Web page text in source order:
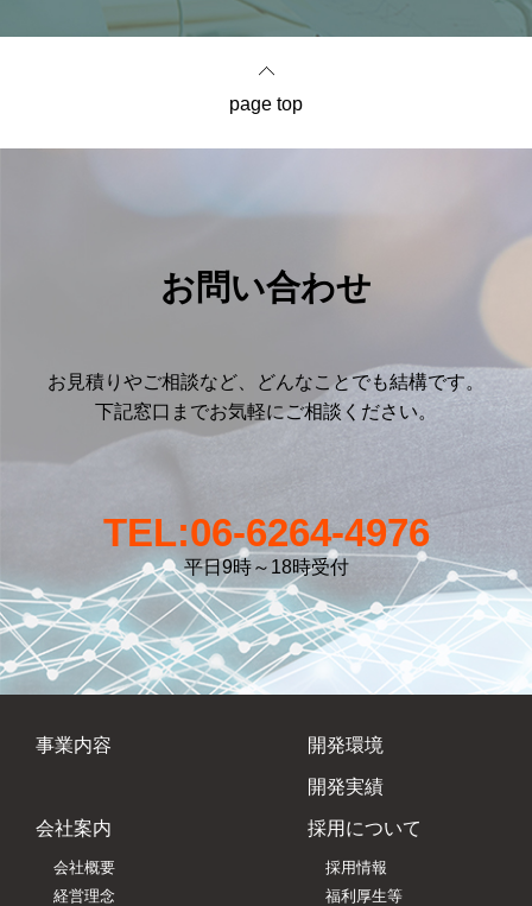
page top
お問い合わせ
お見積りやご相談など、どんなことでも結構です。
下記窓口までお気軽にご相談ください。
TEL:06-6264-4976
平日9時～18時受付
事業内容 開発環境
開発実績
会社案内
会社概要
経営理念
採用について
採用情報
福利厚生等